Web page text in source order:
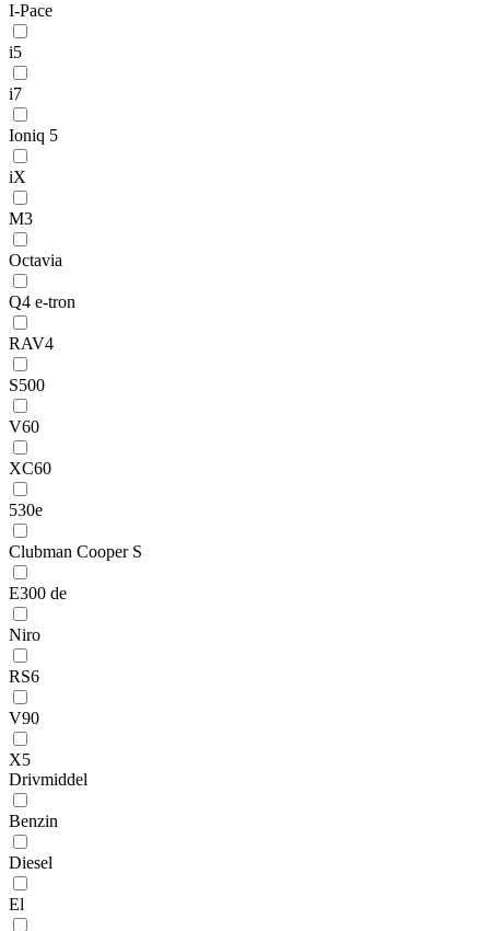
I-Pace
i5
i7
Ioniq 5
iX
M3
Octavia
Q4 e-tron
RAV4
S500
V60
XC60
530e
Clubman Cooper S
E300 de
Niro
RS6
V90
X5
Drivmiddel
Benzin
Diesel
El